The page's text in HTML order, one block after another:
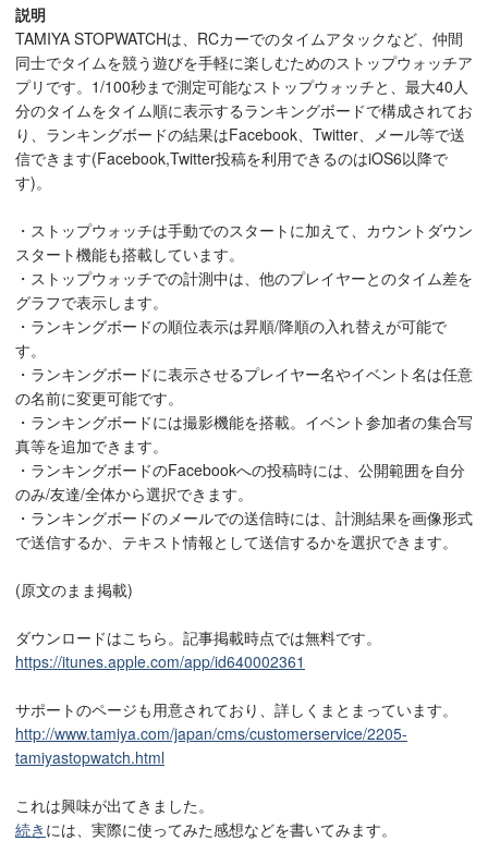
説明
TAMIYA STOPWATCHは、RCカーでのタイムアタックなど、仲間
同士でタイムを競う遊びを手軽に楽しむためのストップウォッチア
プリです。1/100秒まで測定可能なストップウォッチと、最大40人
分のタイムをタイム順に表示するランキングボードで構成されてお
り、ランキングボードの結果はFacebook、Twitter、メール等で送
信できます(Facebook,Twitter投稿を利用できるのはiOS6以降で
す)。
・ストップウォッチは手動でのスタートに加えて、カウントダウン
スタート機能も搭載しています。
・ストップウォッチでの計測中は、他のプレイヤーとのタイム差を
グラフで表示します。
・ランキングボードの順位表示は昇順/降順の入れ替えが可能で
す。
・ランキングボードに表示させるプレイヤー名やイベント名は任意
の名前に変更可能です。
・ランキングボードには撮影機能を搭載。イベント参加者の集合写
真等を追加できます。
・ランキングボードのFacebookへの投稿時には、公開範囲を自分
のみ/友達/全体から選択できます。
・ランキングボードのメールでの送信時には、計測結果を画像形式
で送信するか、テキスト情報として送信するかを選択できます。
(原文のまま掲載)
ダウンロードはこちら。記事掲載時点では無料です。
https://itunes.apple.com/app/id640002361
サポートのページも用意されており、詳しくまとまっています。
http://www.tamiya.com/japan/cms/customerservice/2205-
tamiyastopwatch.html
これは興味が出てきました。
続き には、実際に使ってみた感想などを書いてみます。